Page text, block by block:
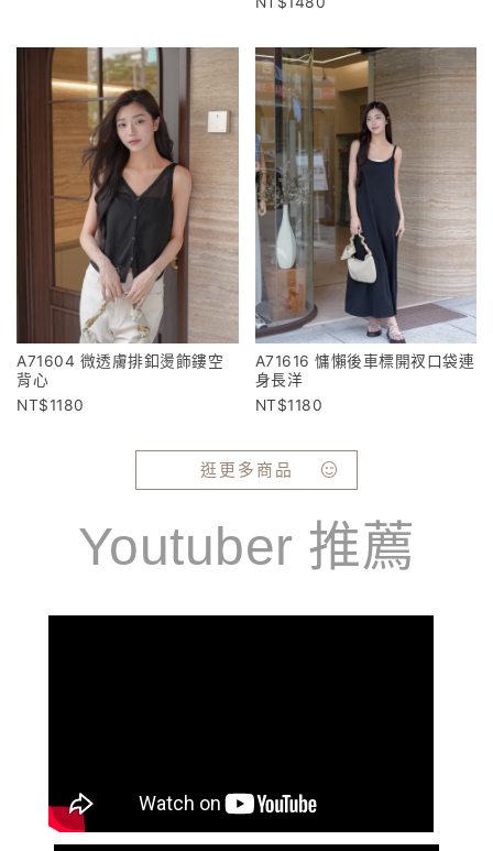
A71604 微透膚排釦燙飾鏤空
背心
1180
A71616 慵懶後車標開衩口袋連
身長洋
1180
逛更多商品
Youtuber 推薦